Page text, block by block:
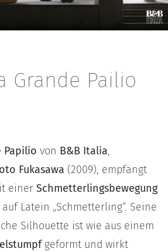
Grande Pailio
Papilio von B&B Italia,
Fukasawa (2009), empfängt
einer Schmetterlingsbewegung
Latein „Schmetterling“. Seine
Silhouette ist wie aus einem
geformt und wirkt